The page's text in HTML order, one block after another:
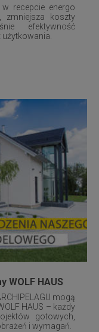
recepcie energo
zmniejsza koszty
efektywność
WOLF HAUS
mogą
HAUS – każdy
gotowych,
i wymagań.